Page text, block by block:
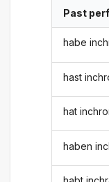
Past
habe
hast
hat
haben